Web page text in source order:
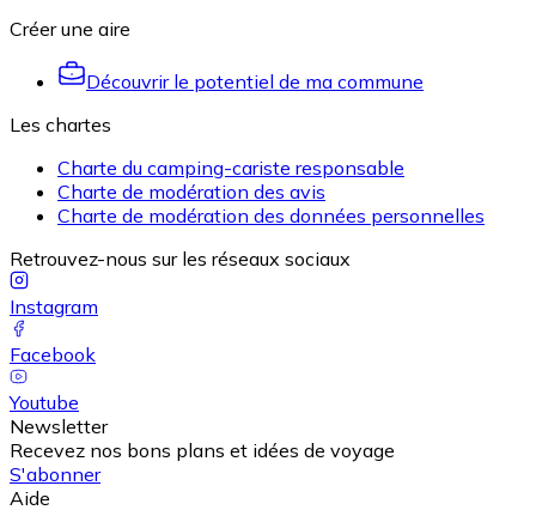
Créer une aire
Découvrir le potentiel de ma commune
Les chartes
Charte du camping-cariste responsable
Charte de modération des avis
Charte de modération des données personnelles
Retrouvez-nous sur les réseaux sociaux
Instagram
Facebook
Youtube
Newsletter
Recevez nos bons plans et idées de voyage
S'abonner
Aide